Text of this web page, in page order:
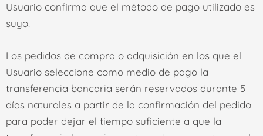
Usuario confirma que el método de pago utilizado es
suyo.
Los pedidos de compra o adquisición en los que el
Usuario seleccione como medio de pago la
transferencia bancaria serán reservados durante 5
días naturales a partir de la confirmación del pedido
para poder dejar el tiempo suficiente a que la